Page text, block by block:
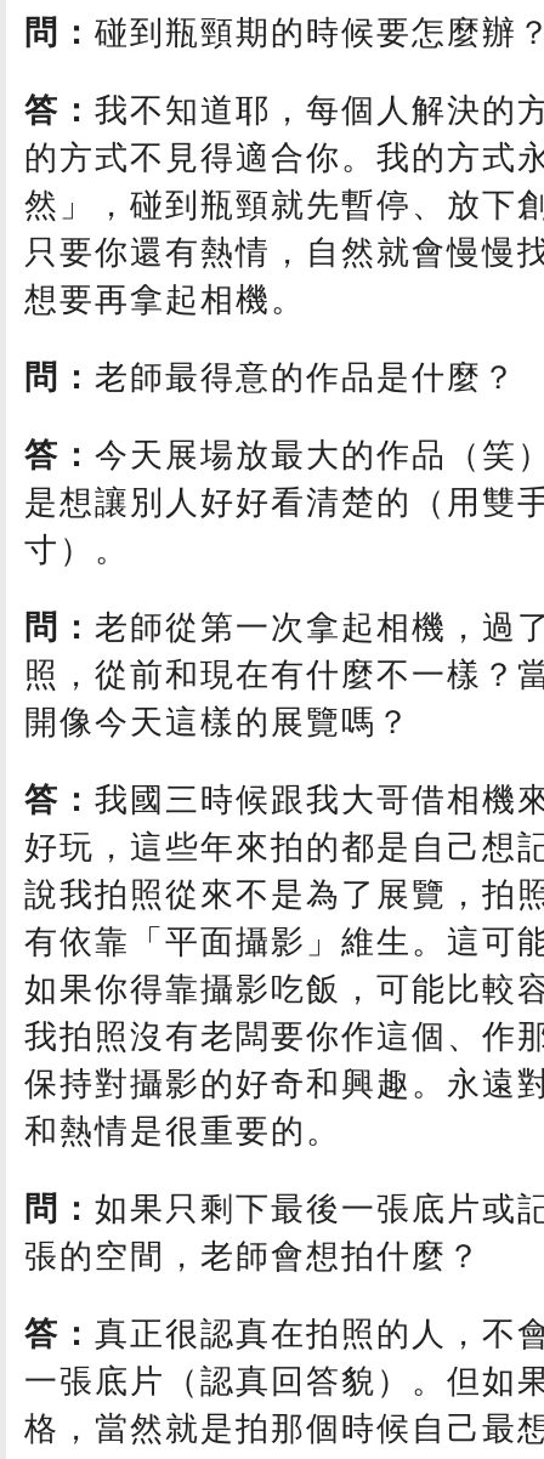
問： 碰到瓶頸期的時候要怎麼辦
答： 我不知道耶，每個人解決的
的方式不見得適合你。我的方式
然」，碰到瓶頸就先暫停、放下
只要你還有熱情，自然就會慢慢
想要再拿起相機。
問： 老師最得意的作品是什麼？
答： 今天展場放最大的作品（笑
是想讓別人好好看清楚的（用雙
寸）。
問： 老師從第一次拿起相機，過
照，從前和現在有什麼不一樣？
開像今天這樣的展覽嗎？
答： 我國三時候跟我大哥借相機
好玩，這些年來拍的都是自己想
說我拍照從來不是為了展覽，拍
有依靠「平面攝影」維生。這可
如果你得靠攝影吃飯，可能比較
我拍照沒有老闆要你作這個、作
保持對攝影的好奇和興趣。永遠
和熱情是很重要的。
問： 如果只剩下最後一張底片或
張的空間，老師會想拍什麼？
答： 真正很認真在拍照的人，不
一張底片（認真回答貌）。但如
格，當然就是拍那個時候自己最